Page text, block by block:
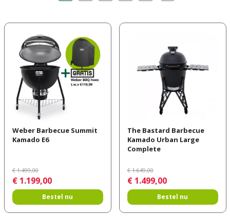
Weber Barbecue Summit
Kamado E6
€ 1.499,00
€ 1.199,00
Bestel nu
The Bastard Barbecue
Kamado Urban Large
Complete
€ 1.649,00
€ 1.499,00
Bestel nu